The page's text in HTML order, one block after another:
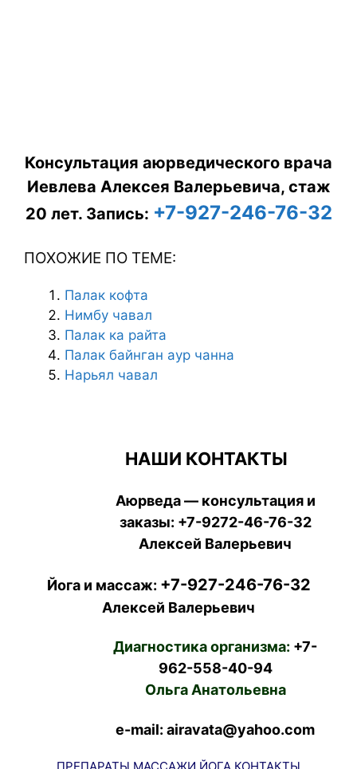
Консультация аюрведического врача
Иевлева Алексея Валерьевича, стаж
20 лет. Запись: +7-927-246-76-32
ПОХОЖИЕ ПО ТЕМЕ:
Палак кофта
Нимбу чавал
Палак ка райта
Палак байнган аур чанна
Нарьял чавал
НАШИ КОНТАКТЫ
Аюрведа — консультация и
заказы: +7-9272-46-76-32
Алексей Валерьевич
Йога и массаж: +7-927-246-76-32
Алексей Валерьевич
Диагностика организма: +7-
962-558-40-94
Ольга Анатольевна
e-mail: airavata@yahoo.com